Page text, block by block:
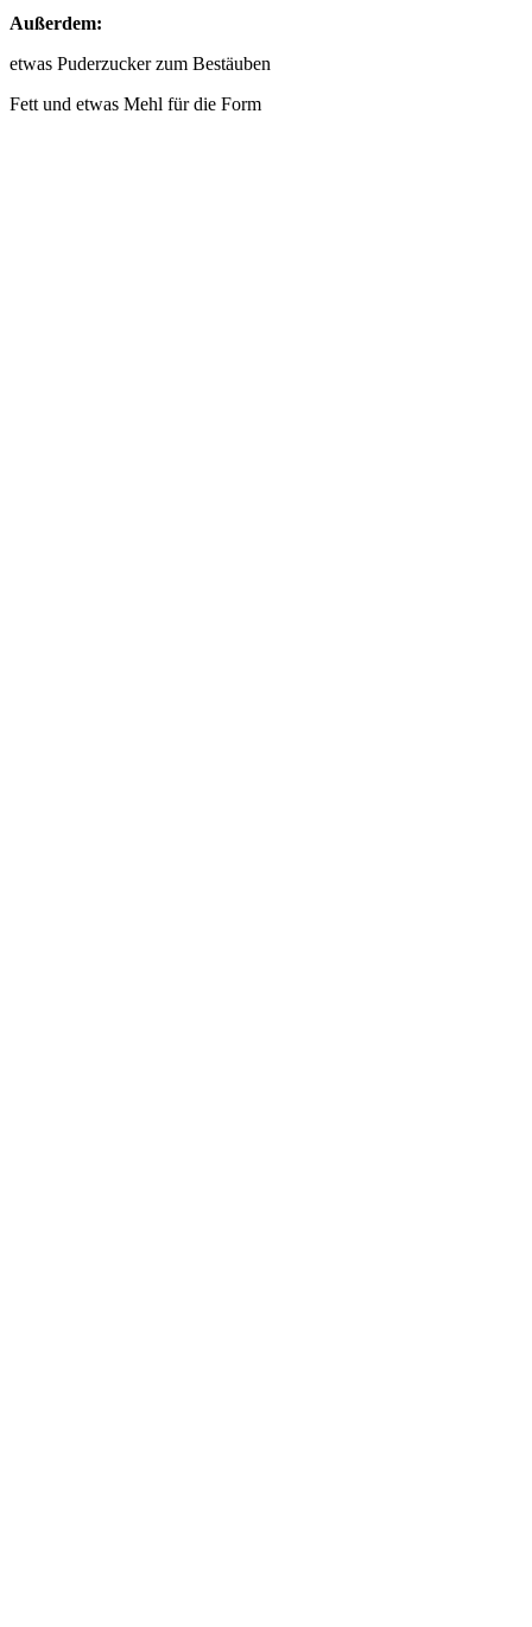
Außerdem:
etwas Puderzucker zum Bestäuben
Fett und etwas Mehl für die Form